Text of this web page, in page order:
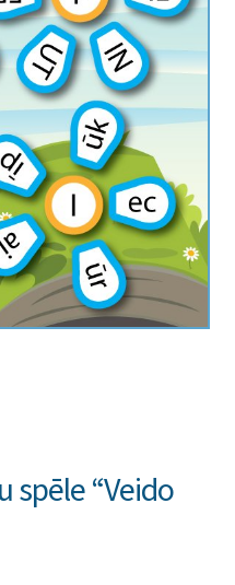
spēle “Veido